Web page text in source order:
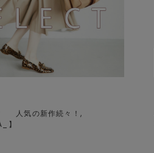
人気の新作続々！,
】